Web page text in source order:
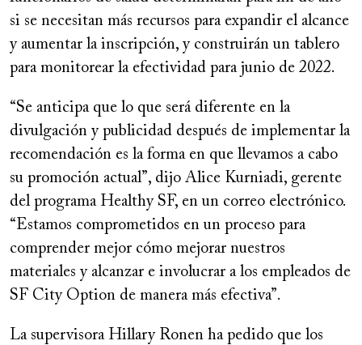
si se necesitan más recursos para expandir el alcance
y aumentar la inscripción, y construirán un tablero
para monitorear la efectividad para junio de 2022.
“Se anticipa que lo que será diferente en la
divulgación y publicidad después de implementar la
recomendación es la forma en que llevamos a cabo
su promoción actual”, dijo Alice Kurniadi, gerente
del programa Healthy SF, en un correo electrónico.
“Estamos comprometidos en un proceso para
comprender mejor cómo mejorar nuestros
materiales y alcanzar e involucrar a los empleados de
SF City Option de manera más efectiva”.
La supervisora ​​Hillary Ronen ha pedido que los